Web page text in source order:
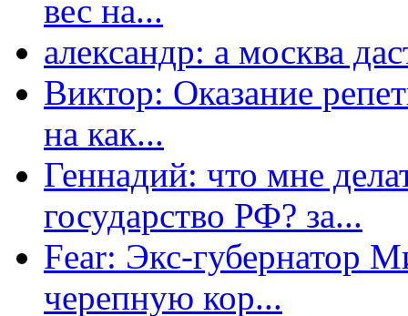
вес на...
александр: а москва
Виктор: Оказание
на как...
Геннадий: что мне
государство РФ? за...
Fear: Экс-губернатор
черепную кор...